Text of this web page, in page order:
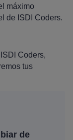
máximo
de ISDI Coders.
Coders,
tus
de